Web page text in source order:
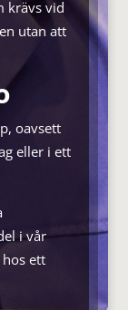
krävs vid
utan att
oavsett
eller i ett
i vår
ett